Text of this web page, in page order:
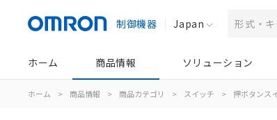
制御機器 Japan
ホーム 商品情報 ソリューション
ホーム > 商品情報 > 商品カテゴリ > スイッチ > 押ボタンス